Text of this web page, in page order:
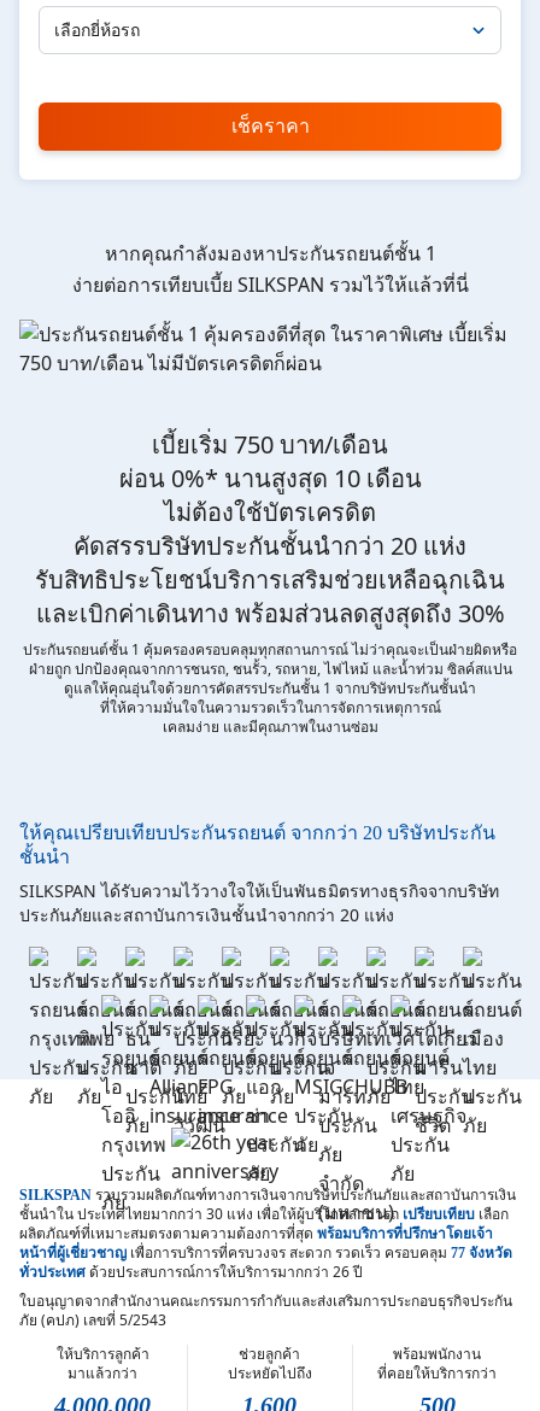
เลือกยี่ห้อรถ
*
ข้าพเจ้ารับทราบนโยบายคุ้มครองข้อมูลส่วนบุคคล และยินยอมให้
ที่เกี่ยวข้องกัน ตลอดจนคู่ค้าทางธุรกิจและ/หรือพันธมิตรของบริษัท
เหล่านี้ สามารถเก็บ ใช้ และ/หรือ เปิดเผยข้อมูลส่วนบุคคลและข้อมูล
ส่วนบุคคลที่มีความอ่อนไหวของข้าพเจ้า เพื่อวัตถุประสงค์ในการ
ข่าวสารต่างๆ แจ้งข้อมูลเกี่ยวกับผลิตภัณฑ์ หรือกรมธรรม์ประกันภัย
การใช้ข้อมูลเพื่อพัฒนาผลิตภัณฑ์หรือบริการต่างๆ หรือเพื่อกิจกรรม
อื่นๆ ท่านสามารถอ่านรายละเอียดนโยบายคุ้มครองข้อมูลส่วนบุคคล
และสิทธิของเจ้าของข้อมูลส่วนบุคคลได้ที่เว็บไซต์คำประกาศเกี่ยวกับ
ความเป็นส่วนตัวก่อนให้ความยินยอม ทั้งนี้ ก่อนการแสดงเจตนา
ข้าพเจ้าได้อ่านรายละเอียดจากเอกสารชี้แจงข้อมูล หรือได้รับคำ
อธิบายจากหน่วยงานถึงวัตถุประสงค์ในการเก็บรวบรวม ใช้หรือเปิด
เผยข้อมูลส่วนบุคคล (“ประมวลผลข้อมูลส่วนบุคคล”) และมีความ
เข้าใจดีแล้ว ข้าพเจ้าให้ความยินยอมหรือปฏิเสธไม่ให้ความยินยอมใน
เอกสารนี้ด้วยความสมัครใจ ปราศจากการบังคับหรือชักจูง และ
ข้าพเจ้าทราบว่าข้าพเจ้าสามารถถอนความยินยอมนี้เสียเมื่อใดก็ได้
เว้นแต่ในกรณีมีข้อจำกัดสิทธิตามกฎหมายหรือยังมีสัญญาระหว่าง
ข้าพเจ้ากับสถาบันที่ให้ประโยชน์แก่ข้าพเจ้าอยู่ กรณีที่ข้าพเจ้าประสงค์
จะไม่ให้ความยินยอม ข้าพเจ้าเข้าใจและยอมรับว่า การไม่ให้ความ
ยินยอมจะมีผลทำให้ข้าพเจ้า (เช่น ข้าพเจ้าอาจได้รับความสะดวกใน
การใช้บริการน้อยลง หรือข้าพเจ้าไม่สามารถเข้าถึงฟังก์ชันการใช้งาน
บางอย่างได้ เป็นต้น) และข้าพเจ้าทราบว่าการถอนความยินยอมดัง
เช็คราคา
หากคุณกำลังมองหาประกันรถยนต์ชั้น 1
ง่ายต่อการเทียบเบี้ย SILKSPAN รวมไว้ให้แล้วที่นี่
เบี้ยเริ่ม 750 บาท/เดือน
ผ่อน 0%* นานสูงสุด 10 เดือน
ไม่ต้องใช้บัตรเครดิต
คัดสรรบริษัทประกันชั้นนำกว่า 20 แห่ง
รับสิทธิประโยชน์บริการเสริมช่วยเหลือฉุกเฉิน
และเบิกค่าเดินทาง พร้อมส่วนลดสูงสุดถึง 30%
ประกันรถยนต์ชั้น 1 คุ้มครองครอบคลุมทุกสถานการณ์ ไม่ว่าคุณจะเป็นฝ่ายผิดหรือ
ฝ่ายถูก ปกป้องคุณจากการชนรถ, ชนรั้ว, รถหาย, ไฟไหม้ และน้ำท่วม ซิลค์สแปน
ดูแลให้คุณอุ่นใจด้วยการคัดสรรประกันชั้น 1 จากบริษัทประกันชั้นนำ
ที่ให้ความมั่นใจในความรวดเร็วในการจัดการเหตุการณ์
เคลมง่าย และมีคุณภาพในงานซ่อม
ให้คุณเปรียบเทียบประกันรถยนต์ จากกว่า 20 บริษัทประกัน
ชั้นนำ
SILKSPAN ได้รับความไว้วางใจให้เป็นพันธมิตรทางธุรกิจจากบริษัท
ประกันภัยและสถาบันการเงินชั้นนำจากกว่า 20 แห่ง
SILKSPAN รวบรวมผลิตภัณฑ์ทางการเงินจากบริษัทประกันภัยและสถาบันการเงิน
ชั้นนำในประเทศไทยมากกว่า 30 แห่ง เพื่อให้ผู้บริโภคสามารถ เปรียบเทียบ เลือก
ผลิตภัณฑ์ที่เหมาะสมตรงตามความต้องการที่สุด พร้อมบริการที่ปรึกษาโดยเจ้า
หน้าที่ผู้เชี่ยวชาญ เพื่อการบริการที่ครบวงจร สะดวก รวดเร็ว ครอบคลุม 77 จังหวัด
ทั่วประเทศ ด้วยประสบการณ์การให้บริการมากกว่า 26 ปี
ใบอนุญาตจากสำนักงานคณะกรรมการกำกับและส่งเสริมการประกอบธุรกิจประกัน
ภัย (คปภ) เลขที่ 5/2543
ให้บริการลูกค้า
มาแล้วกว่า
4,000,000
ช่วยลูกค้า
ประหยัดไปถึง
1,600
พร้อมพนักงาน
ที่คอยให้บริการกว่า
500